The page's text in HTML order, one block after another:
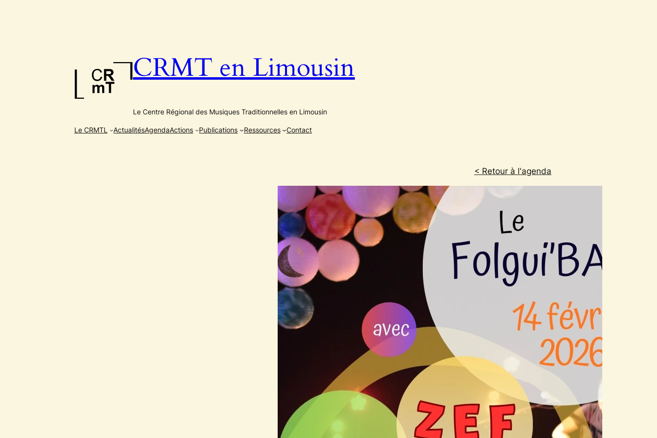
CRMT en Limousin
Le Centre Régional des Musiques Traditionnelles en Limousin
Le CRMTL ActualitésAgendaActions Publications Ressources Contact
< Retour à l'agenda